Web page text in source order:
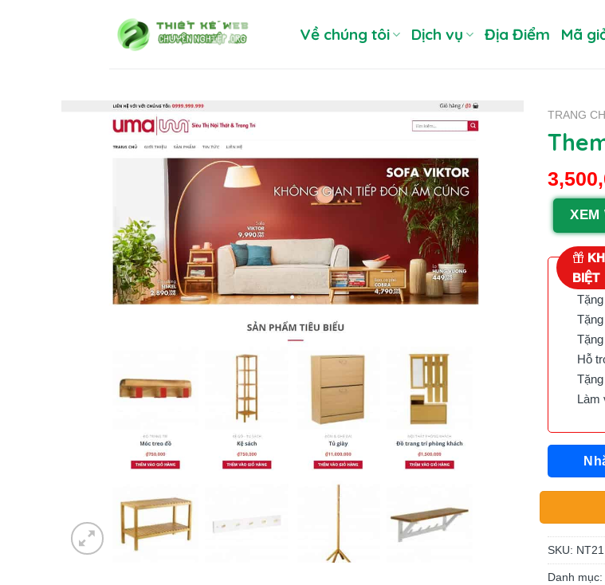
Về chúng tôi Dịch vụ Địa Điểm Mã
TRANG
XEM
BIỆT
Hỗ
Làm
SKU: NT21
Danh mục: